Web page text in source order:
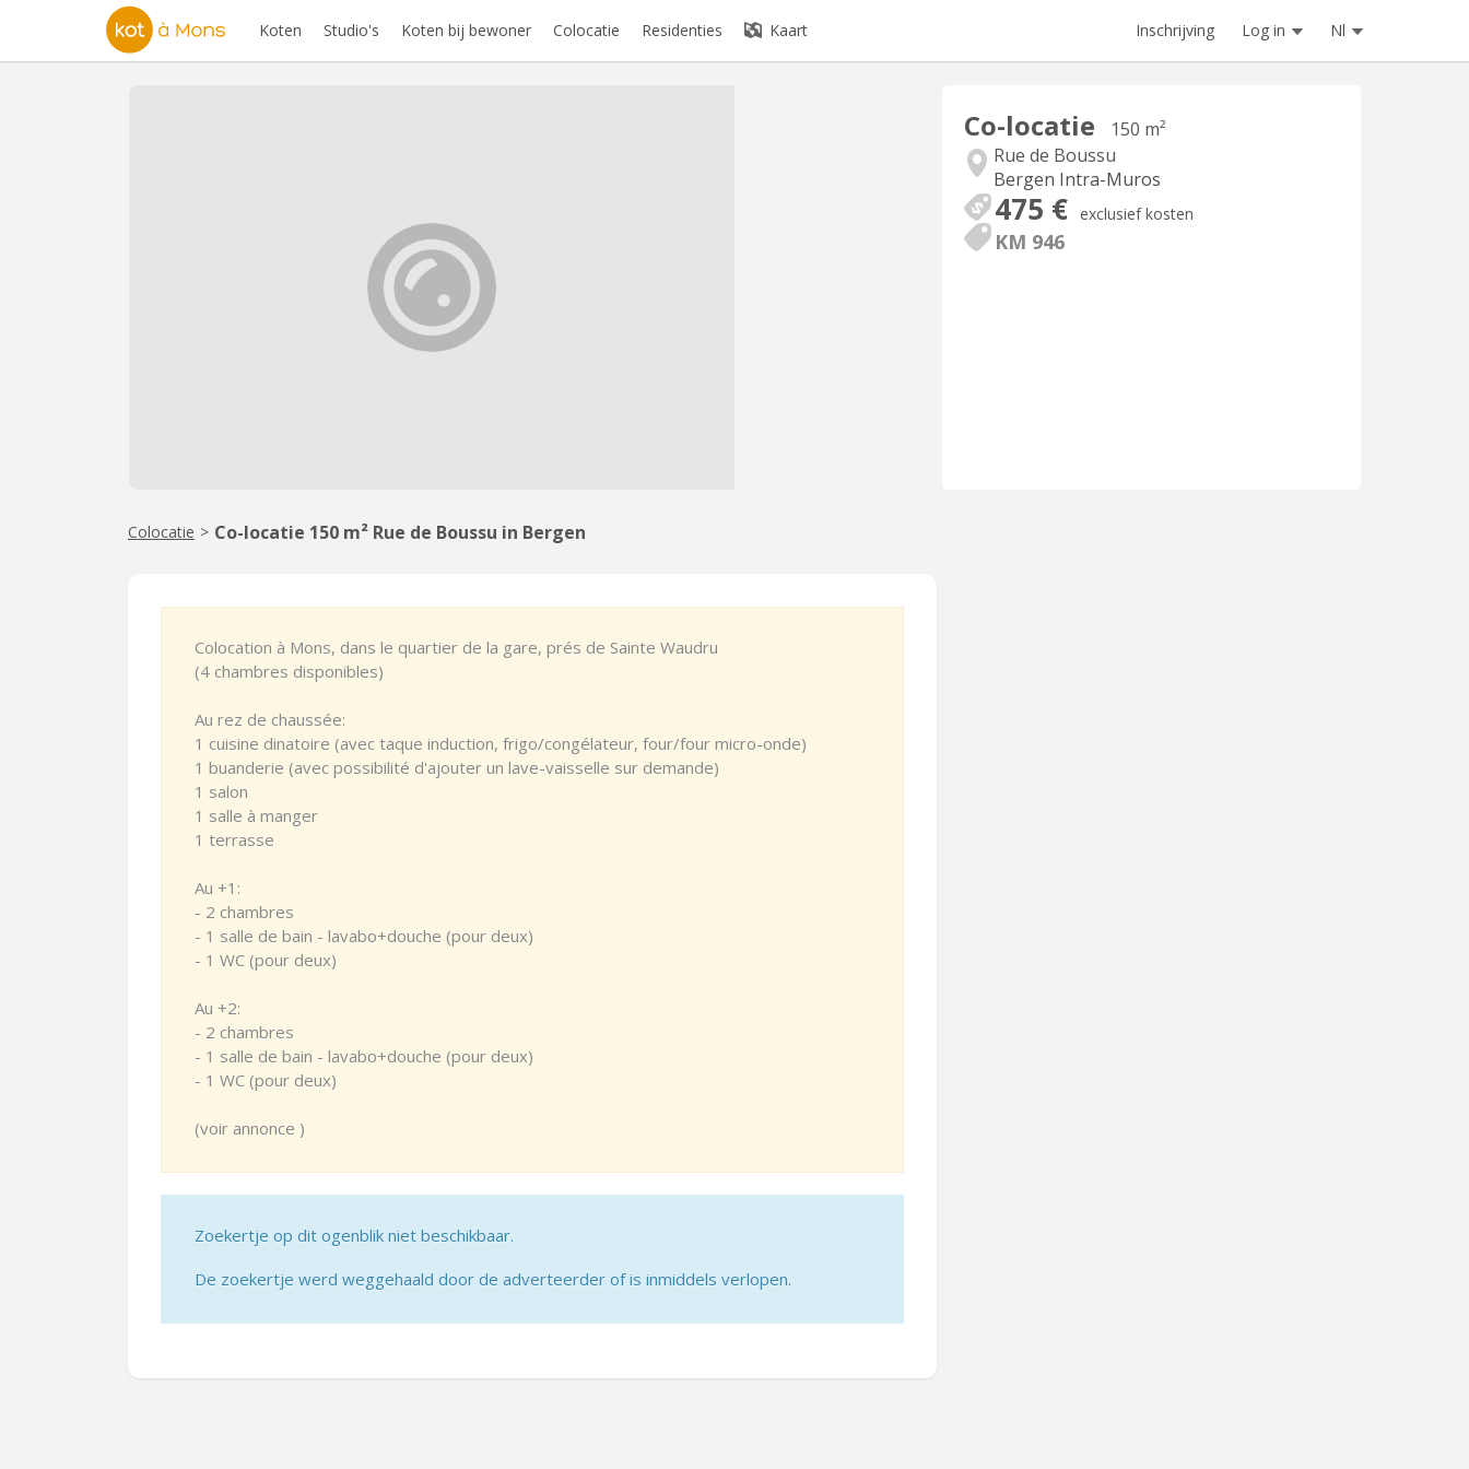
Koten Studio's Koten bij bewoner Colocatie Residenties Kaart Inschrijving Log in Nl
Co-locatie
150 m²
Rue de Boussu
Bergen Intra-Muros
475 € exclusief kosten
KM 946
Colocatie > Co-locatie 150 m² Rue de Boussu in Bergen
Colocation à Mons, dans le quartier de la gare, prés de Sainte Waudru
(4 chambres disponibles)
Au rez de chaussée:
1 cuisine dinatoire (avec taque induction, frigo/congélateur, four/four micro-onde)
1 buanderie (avec possibilité d'ajouter un lave-vaisselle sur demande)
1 salon
1 salle à manger
1 terrasse
Au +1:
- 2 chambres
- 1 salle de bain - lavabo+douche (pour deux)
- 1 WC (pour deux)
Au +2:
- 2 chambres
- 1 salle de bain - lavabo+douche (pour deux)
- 1 WC (pour deux)
(voir annonce )
Zoekertje op dit ogenblik niet beschikbaar.
De zoekertje werd weggehaald door de adverteerder of is inmiddels verlopen.